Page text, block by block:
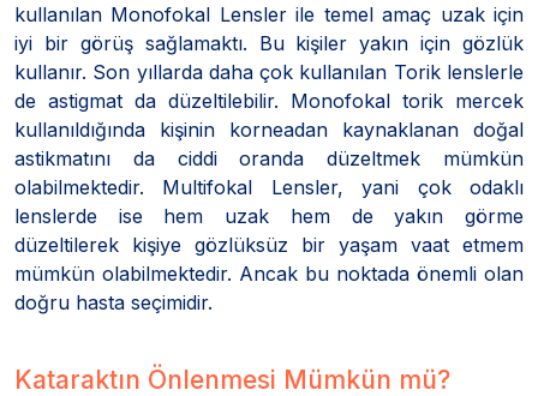
kullanılan Monofokal Lensler ile temel amaç uzak için
iyi bir görüş sağlamaktı. Bu kişiler yakın için gözlük
kullanır. Son yıllarda daha çok kullanılan Torik lenslerle
de astigmat da düzeltilebilir. Monofokal torik mercek
kullanıldığında kişinin korneadan kaynaklanan doğal
astikmatını da ciddi oranda düzeltmek mümkün
olabilmektedir. Multifokal Lensler, yani çok odaklı
lenslerde ise hem uzak hem de yakın görme
düzeltilerek kişiye gözlüksüz bir yaşam vaat etmem
mümkün olabilmektedir. Ancak bu noktada önemli olan
doğru hasta seçimidir.
Kataraktın Önlenmesi Mümkün mü?